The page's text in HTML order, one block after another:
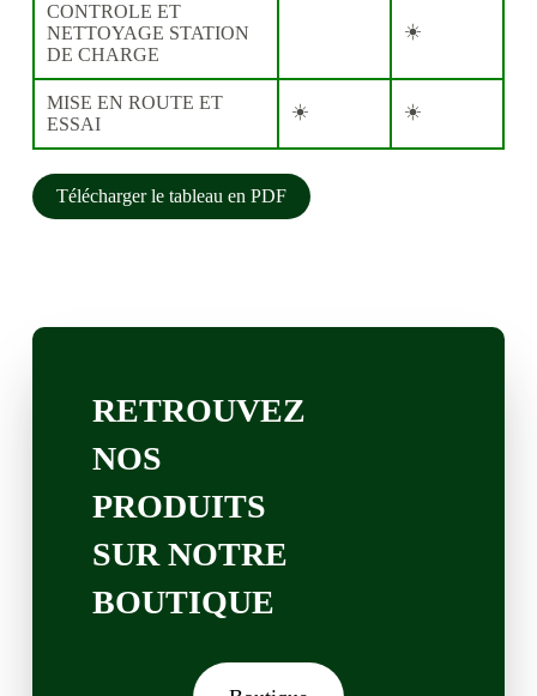
CONTROLE ET
NETTOYAGE STATION
DE CHARGE
☀️
MISE EN ROUTE ET
ESSAI
☀️ ☀️
Télécharger le tableau en PDF
RETROUVEZ
NOS
PRODUITS
SUR NOTRE
BOUTIQUE